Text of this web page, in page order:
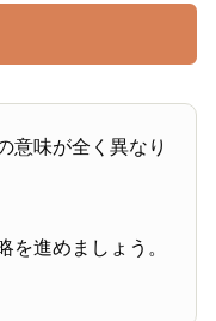
意味が全く異なり
を進めましょう。